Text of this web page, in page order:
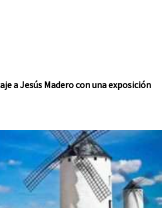
a Jesús Madero con una exposición